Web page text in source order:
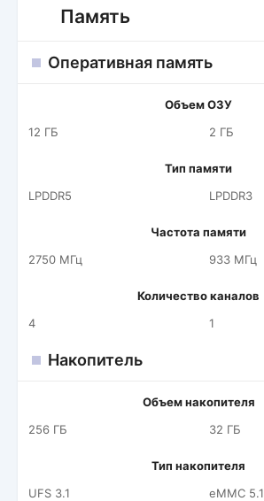
Память
Оперативная память
Объем ОЗУ
12 ГБ
2 ГБ
Тип памяти
LPDDR5
LPDDR3
Частота памяти
2750 МГц
933 МГц
Количество каналов
4
1
Накопитель
Объем накопителя
256 ГБ
32 ГБ
Тип накопителя
UFS 3.1
eMMC 5.1